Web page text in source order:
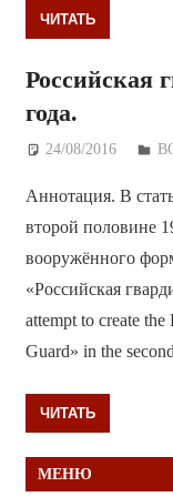
ЧИТАТЬ
Российская
года.
24/08/2016
Аннотация. В
второй половине
вооружённого
«Российская
attempt to create the
Guard» in the
ЧИТАТЬ
МЕНЮ